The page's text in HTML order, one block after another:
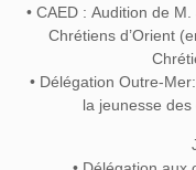
• CAED : Audition de
Chrétiens d’Orient
• Délégation Outre-
la jeunesse